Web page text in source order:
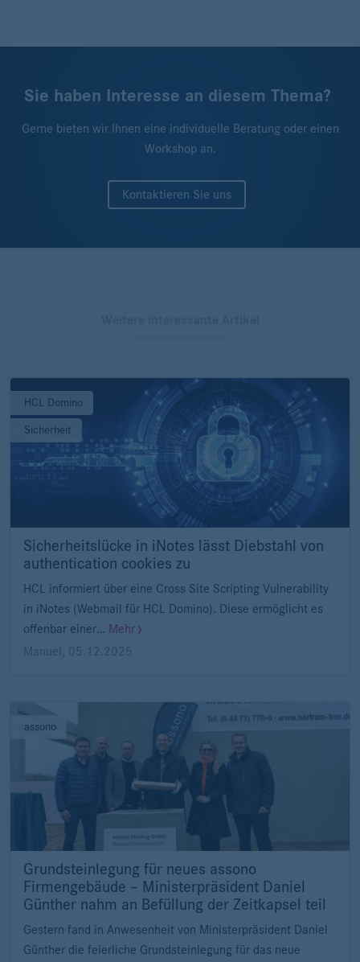
Sie haben Interesse an diesem Thema?
Gerne bieten wir Ihnen eine individuelle Beratung oder einen
Workshop an.
Kontaktieren Sie uns
HCL Domino
Sicherheit
Sicherheitslücke in iNotes lässt Diebstahl von
authentication cookies zu
HCL informiert über eine Cross Site Scripting Vulnerability
in iNotes (Webmail für HCL Domino). Diese ermöglicht es
offenbar einer… Mehr
Manuel
05.12.2025
assono
Grundsteinlegung für neues assono
Firmengebäude – Ministerpräsident Daniel
Günther nahm an Befüllung der Zeitkapsel teil
Gestern fand in Anwesenheit von Ministerpräsident Daniel
Günther die feierliche Grundsteinlegung für das neue